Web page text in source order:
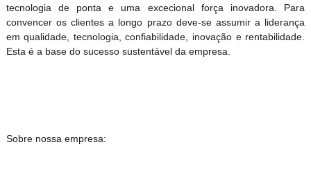
tecnologia de ponta e uma excecional força inovadora. Para
convencer os clientes a longo prazo deve-se assumir a liderança
em qualidade, tecnologia, confiabilidade, inovação e rentabilidade.
Esta é a base do sucesso sustentável da empresa.
Sobre nossa empresa: